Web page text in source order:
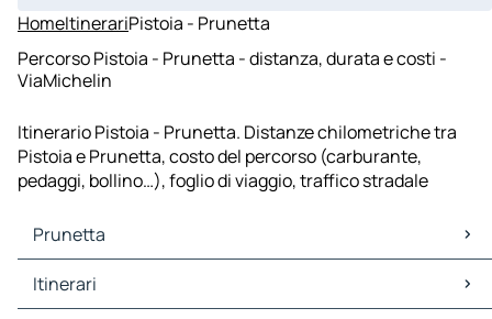
HomeItinerariPistoia - Prunetta
Percorso Pistoia - Prunetta - distanza, durata e costi -
ViaMichelin
Itinerario Pistoia - Prunetta. Distanze chilometriche tra
Pistoia e Prunetta, costo del percorso (carburante,
pedaggi, bollino…), foglio di viaggio, traffico stradale
Prunetta
Prunetta Mappe Piantine
Prunetta Traffico
Itinerari